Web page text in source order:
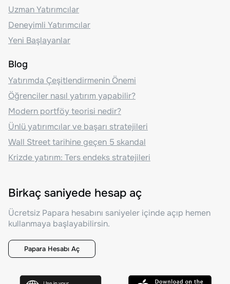
Uzman Yatırımcılar
Deneyimli Yatırımcılar
Yeni Başlayanlar
Blog
Yatırımda Çeşitlendirmenin Önemi
Öğrenciler nasıl yatırım yapabilir?
Modern portföy teorisi nedir?
Ünlü yatırımcılar ve başarı stratejileri
Wall Street tarihine geçen 5 skandal
Krizde yatırım: Ters endeks stratejileri
Birkaç saniyede hesap aç
Ücretsiz Papara hesabını saniyeler içinde açıp hemen
kullanmaya başlayabilirsin.
Papara Hesabı Aç